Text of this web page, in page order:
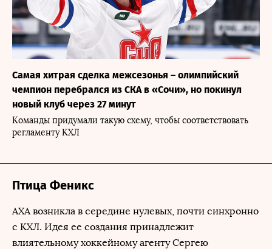
Самая хитрая сделка межсезонья – олимпийский
чемпион перебрался из СКА в «Сочи», но покинул
новый клуб через 27 минут
Команды придумали такую схему, чтобы соответствовать
регламенту КХЛ
Птица Феникс
АХА возникла в середине нулевых, почти синхронно
с КХЛ. Идея ее создания принадлежит
влиятельному хоккейному агенту Сергею